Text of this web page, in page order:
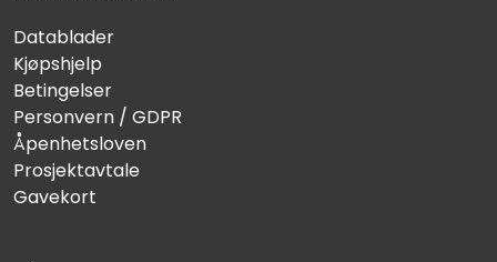
Datablader
Kjøpshjelp
Betingelser
Personvern / GDPR
Åpenhetsloven
Prosjektavtale
Gavekort